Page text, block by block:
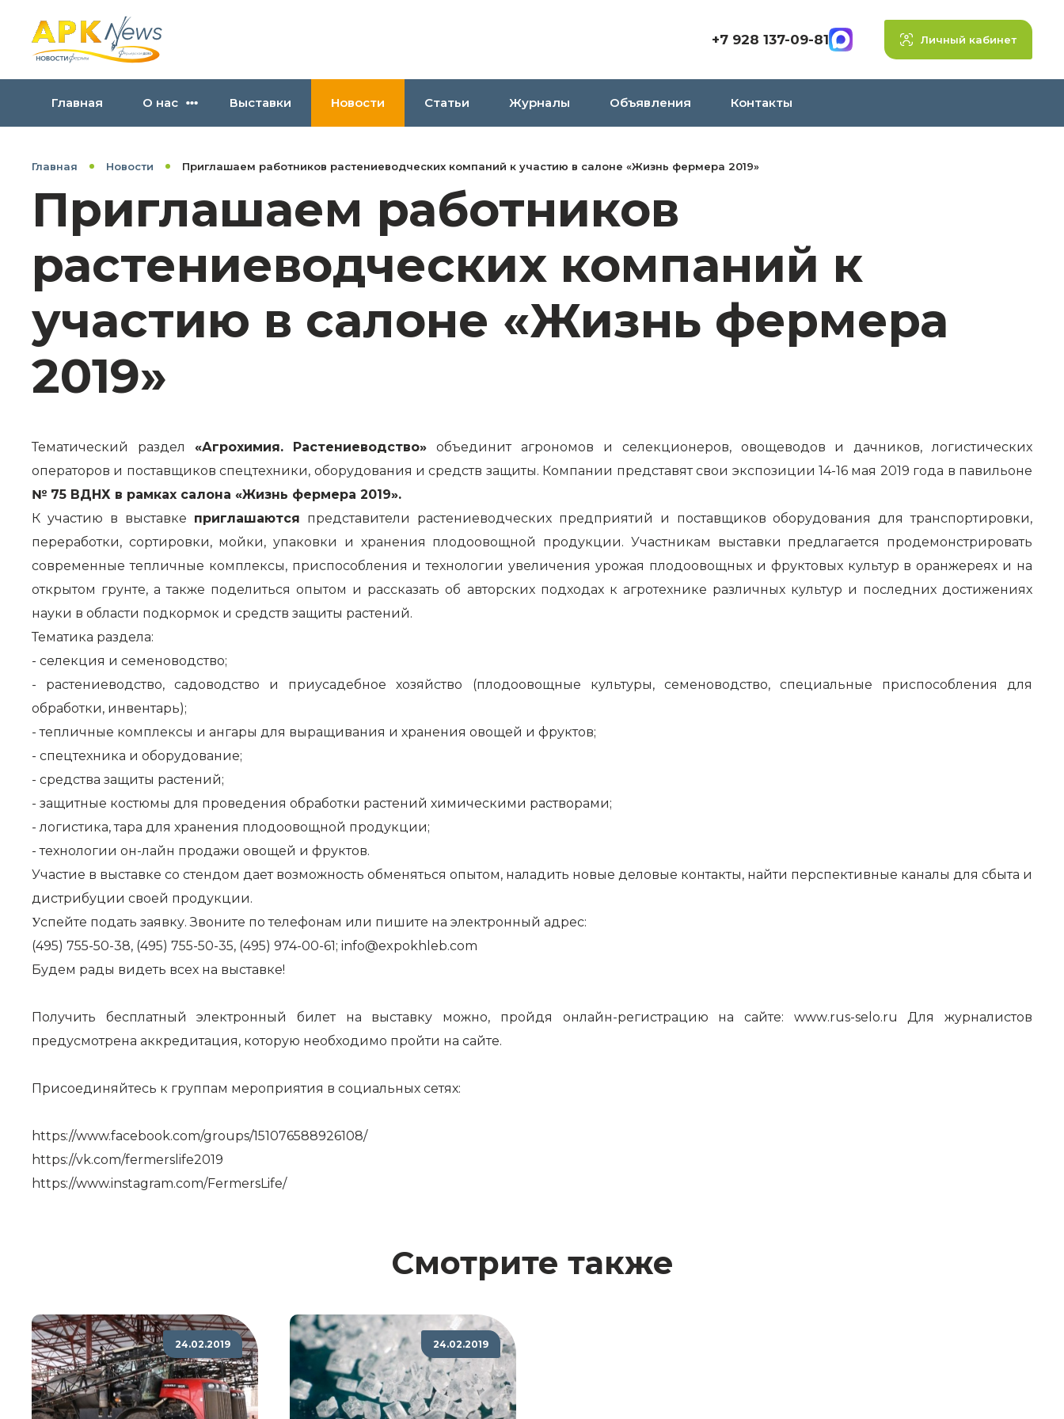
+7 928 137-09-81 Личный кабинет
Главная О нас Выставки Новости Статьи Журналы Объявления Контакты
Главная Новости Приглашаем работников растениеводческих компаний к участию в салоне «Жизнь фермера 2019»
Приглашаем работников
растениеводческих компаний к
участию в салоне «Жизнь фермера
2019»
Тематический раздел «Агрохимия. Растениеводство» объединит агрономов и селекционеров, овощеводов и дачников, логистических
операторов и поставщиков спецтехники, оборудования и средств защиты. Компании представят свои экспозиции 14-16 мая 2019 года в павильоне
№ 75 ВДНХ в рамках салона «Жизнь фермера 2019».
К участию в выставке приглашаются представители растениеводческих предприятий и поставщиков оборудования для транспортировки,
переработки, сортировки, мойки, упаковки и хранения плодоовощной продукции. Участникам выставки предлагается продемонстрировать
современные тепличные комплексы, приспособления и технологии увеличения урожая плодоовощных и фруктовых культур в оранжереях и на
открытом грунте, а также поделиться опытом и рассказать об авторских подходах к агротехнике различных культур и последних достижениях
науки в области подкормок и средств защиты растений.
Тематика раздела:
- селекция и семеноводство;
- растениеводство, садоводство и приусадебное хозяйство (плодоовощные культуры, семеноводство, специальные приспособления для
обработки, инвентарь);
- тепличные комплексы и ангары для выращивания и хранения овощей и фруктов;
- спецтехника и оборудование;
- средства защиты растений;
- защитные костюмы для проведения обработки растений химическими растворами;
- логистика, тара для хранения плодоовощной продукции;
- технологии он-лайн продажи овощей и фруктов.
Участие в выставке со стендом дает возможность обменяться опытом, наладить новые деловые контакты, найти перспективные каналы для сбыта и
дистрибуции своей продукции.
Успейте подать заявку. Звоните по телефонам или пишите на электронный адрес:
(495) 755-50-38, (495) 755-50-35, (495) 974-00-61; info@expokhleb.com
Будем рады видеть всех на выставке!
Получить бесплатный электронный билет на выставку можно, пройдя онлайн-регистрацию на сайте: www.rus-selo.ru Для журналистов
предусмотрена аккредитация, которую необходимо пройти на сайте.
Присоединяйтесь к группам мероприятия в социальных сетях:
https://www.facebook.com/groups/151076588926108/
https://vk.com/fermerslife2019
https://www.instagram.com/FermersLife/
Смотрите также
24.02.2019 24.02.2019